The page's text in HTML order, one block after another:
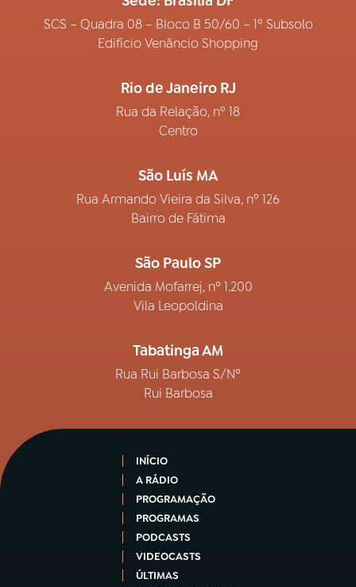
SCS – Quadra 08 – Bloco B 50/60 – 1º Subsolo
Edifício Venâncio Shopping
Rio de Janeiro RJ
Rua da Relação, nº 18
Centro
São Luís MA
Rua Armando Vieira da Silva, nº 126
Bairro de Fátima
São Paulo SP
Avenida Mofarrej, nº 1.200
Vila Leopoldina
Tabatinga AM
Rua Rui Barbosa S/Nº
Rui Barbosa
INÍCIO
A RÁDIO
PROGRAMAÇÃO
PROGRAMAS
PODCASTS
VIDEOCASTS
ÚLTIMAS